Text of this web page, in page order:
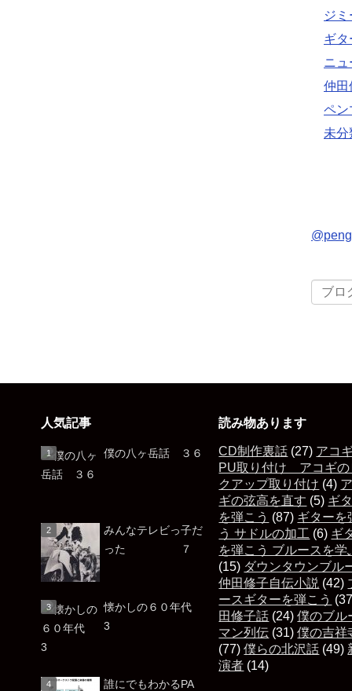
ジ
ギタ
ニュ
仲田
ペン
未分
人気記事
僕の八ヶ岳話 ３６
みんなテレビっ子だ
った ７
懐かしの６０年代
3
誰にでもわかるPA
読み物あります
CD制作裏話 (27) アコ
PU取り付け アコギの
クアップ取り付け (4)
ギの弦高を直す (5) ギ
を弾こう (87) ギターを
う サドルの加工 (6) ギ
を弾こう ブルースを学
(15) ダウンタウンブル
仲田修子自伝小説 (42)
ースギターを弾こう
田修子話 (24)僕のブル
マン列伝 (31)僕の吉祥
(77)僕らの北沢話 (49)
演者 (14)